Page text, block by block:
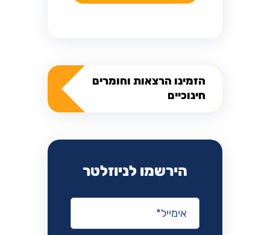
הזמינו הרצאות וחומרים
חינוכיים
הירשמו לניוזלטר
אימייל